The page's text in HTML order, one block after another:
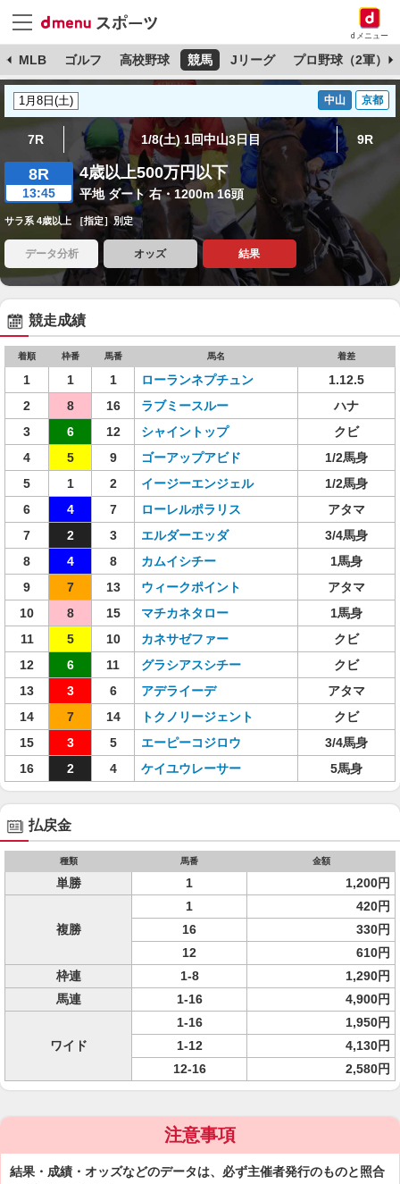
dメニュー
MLB ゴルフ 高校野球 競馬 Jリーグ プロ野球（2軍）
中山 京都
7R 1/8(土) 1回中山3日目 9R
8R
13:45
4歳以上500万円以下
平地 ダート 右・1200m 16頭
サラ系 4歳以上 ［指定］別定
データ分析 オッズ 結果
競走成績
着順 枠番 馬番 馬名 着差
1 1 1 ローランネプチュン
1.12.5
2
8 16 ラブミースルー
ハナ
3
6 12 シャイントップ
クビ
4
5 9 ゴーアップアビド
1/2馬身
5
1 2 イージーエンジェル
1/2馬身
6
4 7 ローレルポラリス
アタマ
7
2 3 エルダーエッダ
3/4馬身
8
4 8 カムイシチー
1馬身
9
7 13 ウィークポイント
アタマ
10
8 15 マチカネタロー
1馬身
11
5 10 カネサゼファー
クビ
12
6 11 グラシアスシチー
クビ
13
3 6 アデライーデ
アタマ
14
7 14 トクノリージェント
クビ
15
3 5 エーピーコジロウ
3/4馬身
16
2 4 ケイユウレーサー 5馬身
払戻金
種類 馬番 金額
単勝 1 1,200円
複勝
1
420円
16
330円
12
610円
枠連
1-8
1,290円
馬連
1-16 4,900円
ワイド
1-16
1,950円
1-12
4,130円
12-16
2,580円
注意事項
結果・成績・オッズなどのデータは、必ず主催者発行のものと照合